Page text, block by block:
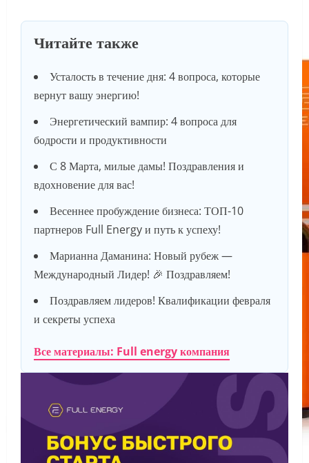
Читайте также
Усталость в течение дня: 4 вопроса, которые
вернут вашу энергию!
Энергетический вампир: 4 вопроса для
бодрости и продуктивности
С 8 Марта, милые дамы! Поздравления и
вдохновение для вас!
Весеннее пробуждение бизнеса: ТОП-10
партнеров Full Energy и путь к успеху!
Марианна Даманина: Новый рубеж —
Международный Лидер! 🎉 Поздравляем!
Поздравляем лидеров! Квалификации февраля
и секреты успеха
Все материалы: Full energy компания